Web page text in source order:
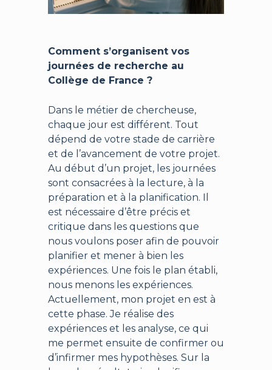
Comment s’organisent vos
journées de recherche au
Collège de France ?
Dans le métier de chercheuse,
chaque jour est différent. Tout
dépend de votre stade de carrière
et de l’avancement de votre projet.
Au début d’un projet, les journées
sont consacrées à la lecture, à la
préparation et à la planification. Il
est nécessaire d’être précis et
critique dans les questions que
nous voulons poser afin de pouvoir
planifier et mener à bien les
expériences. Une fois le plan établi,
nous menons les expériences.
Actuellement, mon projet en est à
cette phase. Je réalise des
expériences et les analyse, ce qui
me permet ensuite de confirmer ou
d’infirmer mes hypothèses. Sur la